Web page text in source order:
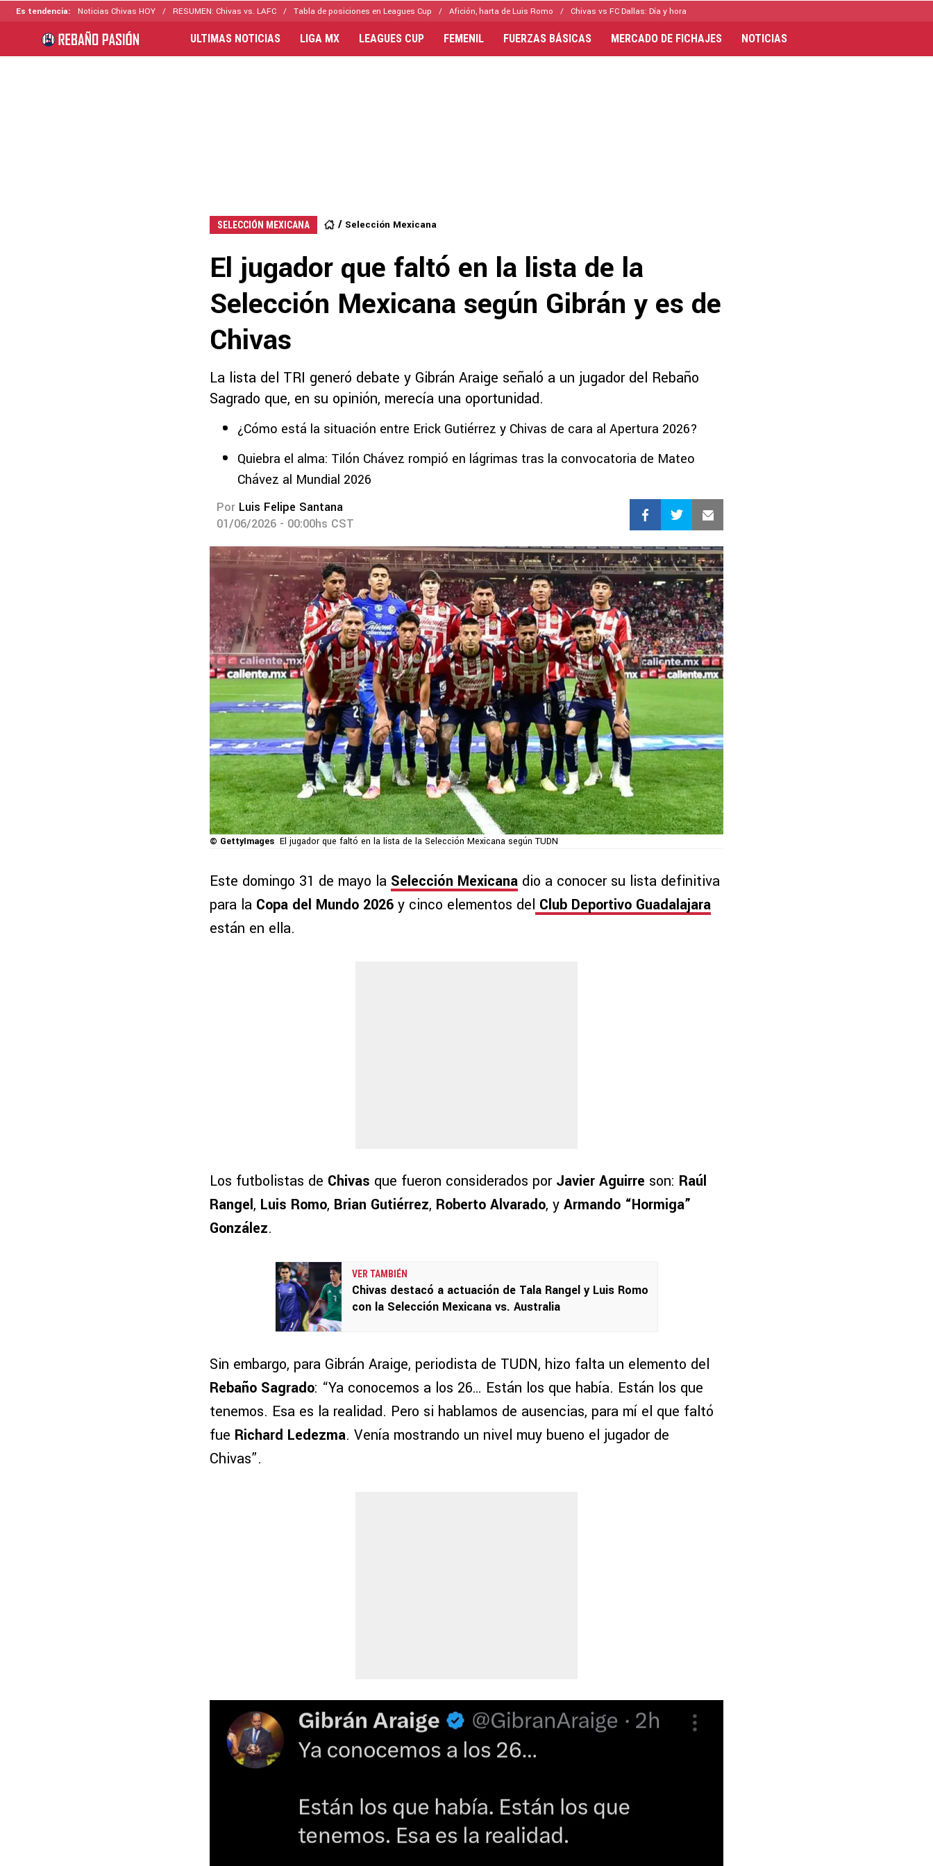
Es tendencia: Noticias Chivas HOY RESUMEN: Chivas vs. LAFC Tabla de posiciones en Leagues Cup Afición, harta de Luis Romo Chivas vs FC Dallas: Día y hora
ULTIMAS NOTICIAS LIGA MX LEAGUES CUP FEMENIL FUERZAS BÁSICAS MERCADO DE FICHAJES NOTICIAS
SELECCIÓN MEXICANA Selección Mexicana
El jugador que faltó en la lista de la
Selección Mexicana según Gibrán y es de
Chivas
La lista del TRI generó debate y Gibrán Araige señaló a un jugador del Rebaño
Sagrado que, en su opinión, merecía una oportunidad.
¿Cómo está la situación entre Erick Gutiérrez y Chivas de cara al Apertura 2026?
Quiebra el alma: Tilón Chávez rompió en lágrimas tras la convocatoria de Mateo
Chávez al Mundial 2026
Por Luis Felipe Santana
01/06/2026 - 00:00hs CST
© GettyImages El jugador que faltó en la lista de la Selección Mexicana según TUDN
Este domingo 31 de mayo la Selección Mexicana dio a conocer su lista definitiva
para la Copa del Mundo 2026 y cinco elementos del Club Deportivo Guadalajara
están en ella.
Los futbolistas de Chivas que fueron considerados por Javier Aguirre son: Raúl
Rangel, Luis Romo, Brian Gutiérrez, Roberto Alvarado, y Armando “Hormiga”
González.
VER TAMBIÉN
Chivas destacó a actuación de Tala Rangel y Luis Romo
con la Selección Mexicana vs. Australia
Sin embargo, para Gibrán Araige, periodista de TUDN, hizo falta un elemento del
Rebaño Sagrado: “Ya conocemos a los 26… Están los que había. Están los que
tenemos. Esa es la realidad. Pero si hablamos de ausencias, para mí el que faltó
fue Richard Ledezma. Venía mostrando un nivel muy bueno el jugador de
Chivas”.